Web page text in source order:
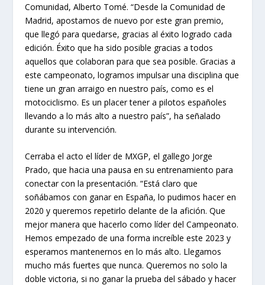
Comunidad, Alberto Tomé. “Desde la Comunidad de
Madrid, apostamos de nuevo por este gran premio,
que llegó para quedarse, gracias al éxito logrado cada
edición. Éxito que ha sido posible gracias a todos
aquellos que colaboran para que sea posible. Gracias a
este campeonato, logramos impulsar una disciplina que
tiene un gran arraigo en nuestro país, como es el
motociclismo. Es un placer tener a pilotos españoles
llevando a lo más alto a nuestro país”, ha señalado
durante su intervención.
Cerraba el acto el líder de MXGP, el gallego Jorge
Prado, que hacia una pausa en su entrenamiento para
conectar con la presentación. “Está claro que
soñábamos con ganar en España, lo pudimos hacer en
2020 y queremos repetirlo delante de la afición. Que
mejor manera que hacerlo como líder del Campeonato.
Hemos empezado de una forma increíble este 2023 y
esperamos mantenernos en lo más alto. Llegamos
mucho más fuertes que nunca. Queremos no solo la
doble victoria, si no ganar la prueba del sábado y hacer